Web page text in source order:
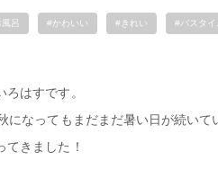
呂 #かわいい #きれい #バスタイ
ろはすです。
になってもまだまだ暑い日が続い
てきました！